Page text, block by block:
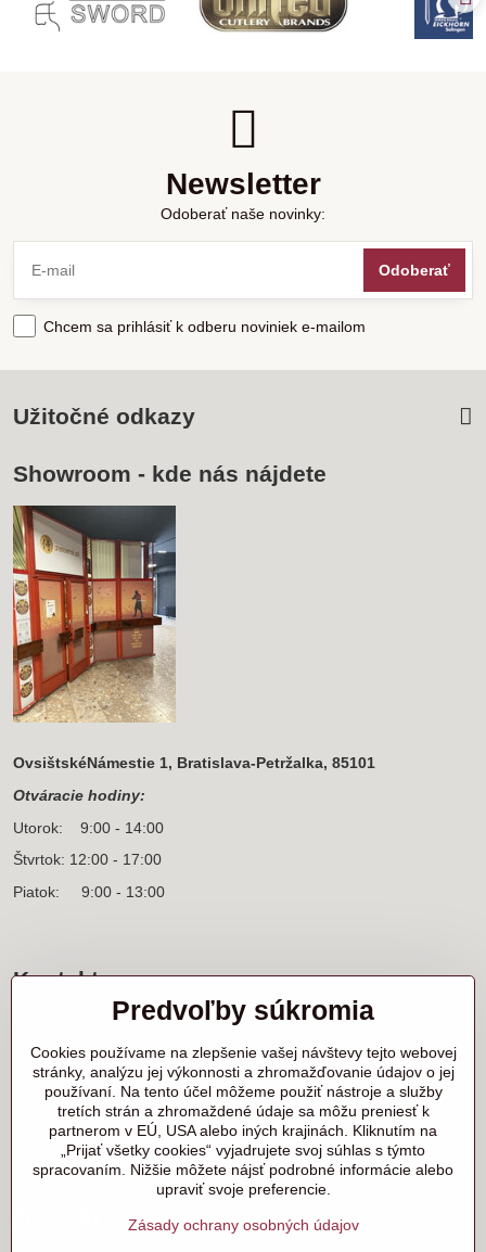
Newsletter
Odoberať naše novinky:
Odoberať
Chcem sa prihlásiť k odberu noviniek e-mailom
Užitočné odkazy
Showroom - kde nás nájdete
OvsištskéNámestie 1, Bratislava-Petržalka, 85101
Otváracie hodiny:
Utorok: 9:00 - 14:00
Štvrtok: 12:00 - 17:00
Piatok: 9:00 - 13:00
Kontakt
Sídlo firmy a korešpondenčná adresa
Ľanová 31
900 25 Chorvátsky Grob
+421 905 818 702 p. Marek Nerád
+421 910 919 130 p. Michal Horník
+421 910 298 457 showroom
samurai@samurai.sk
Facebook Instagram
Predvoľby súkromia
Cookies používame na zlepšenie vašej návštevy tejto webovej
stránky, analýzu jej výkonnosti a zhromažďovanie údajov o jej
používaní. Na tento účel môžeme použiť nástroje a služby
tretích strán a zhromaždené údaje sa môžu preniesť k
partnerom v EÚ, USA alebo iných krajinách. Kliknutím na
„Prijať všetky cookies“ vyjadrujete svoj súhlas s týmto
spracovaním. Nižšie môžete nájsť podrobné informácie alebo
upraviť svoje preferencie.
Zásady ochrany osobných údajov